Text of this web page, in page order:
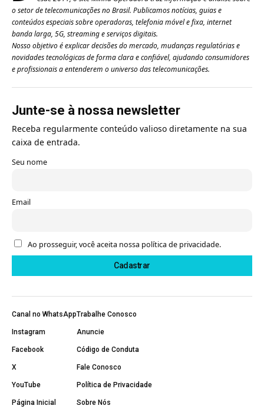
o setor de telecomunicações no Brasil. Publicamos notícias, guias e
conteúdos especiais sobre operadoras, telefonia móvel e fixa, internet
banda larga, 5G, streaming e serviços digitais.
Nosso objetivo é explicar decisões do mercado, mudanças regulatórias e
novidades tecnológicas de forma clara e confiável, ajudando consumidores
e profissionais a entenderem o universo das telecomunicações.
Junte-se à nossa newsletter
Receba regularmente conteúdo valioso diretamente na sua
caixa de entrada.
Seu nome
Email
Ao prosseguir, você aceita nossa política de privacidade.
Canal no WhatsApp
Instagram
Facebook
X
YouTube
Página Inicial
Trabalhe Conosco
Anuncie
Código de Conduta
Fale Conosco
Política de Privacidade
Sobre Nós